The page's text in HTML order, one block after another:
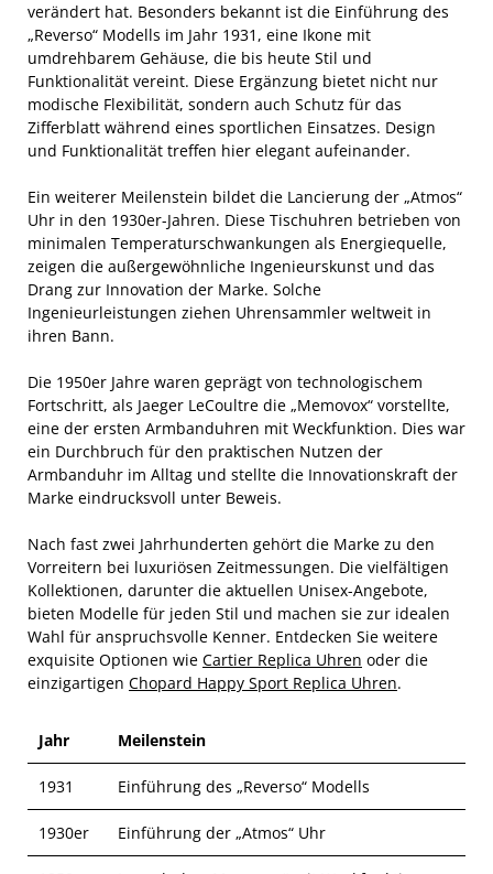
verändert hat. Besonders bekannt ist die Einführung des
„Reverso“ Modells im Jahr 1931, eine Ikone mit
umdrehbarem Gehäuse, die bis heute Stil und
Funktionalität vereint. Diese Ergänzung bietet nicht nur
modische Flexibilität, sondern auch Schutz für das
Zifferblatt während eines sportlichen Einsatzes. Design
und Funktionalität treffen hier elegant aufeinander.
Ein weiterer Meilenstein bildet die Lancierung der „Atmos“
Uhr in den 1930er-Jahren. Diese Tischuhren betrieben von
minimalen Temperaturschwankungen als Energiequelle,
zeigen die außergewöhnliche Ingenieurskunst und das
Drang zur Innovation der Marke. Solche
Ingenieurleistungen ziehen Uhrensammler weltweit in
ihren Bann.
Die 1950er Jahre waren geprägt von technologischem
Fortschritt, als Jaeger LeCoultre die „Memovox“ vorstellte,
eine der ersten Armbanduhren mit Weckfunktion. Dies war
ein Durchbruch für den praktischen Nutzen der
Armbanduhr im Alltag und stellte die Innovationskraft der
Marke eindrucksvoll unter Beweis.
Nach fast zwei Jahrhunderten gehört die Marke zu den
Vorreitern bei luxuriösen Zeitmessungen. Die vielfältigen
Kollektionen, darunter die aktuellen Unisex-Angebote,
bieten Modelle für jeden Stil und machen sie zur idealen
Wahl für anspruchsvolle Kenner. Entdecken Sie weitere
exquisite Optionen wie Cartier Replica Uhren oder die
einzigartigen Chopard Happy Sport Replica Uhren.
Jahr Meilenstein
1931 Einführung des „Reverso“ Modells
1930er Einführung der „Atmos“ Uhr